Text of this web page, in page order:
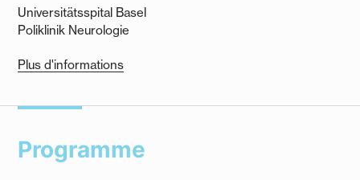
Universitätsspital Basel
Poliklinik Neurologie
Plus d'informations
Programme